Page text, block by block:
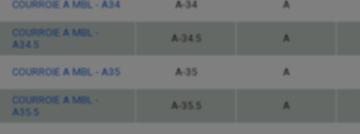
COURROIE A MBL - A34 A-34 A
COURROIE A MBL -
A34.5
A-34.5 A
COURROIE A MBL - A35 A-35 A
COURROIE A MBL -
A35.5
A-35.5 A